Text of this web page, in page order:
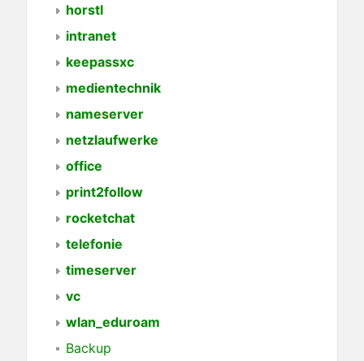
horstl
intranet
keepassxc
medientechnik
nameserver
netzlaufwerke
office
print2follow
rocketchat
telefonie
timeserver
vc
wlan_eduroam
Backup